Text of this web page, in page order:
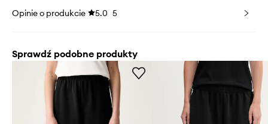
Opinie o produkcie 5.0 5
Sprawdź podobne produkty